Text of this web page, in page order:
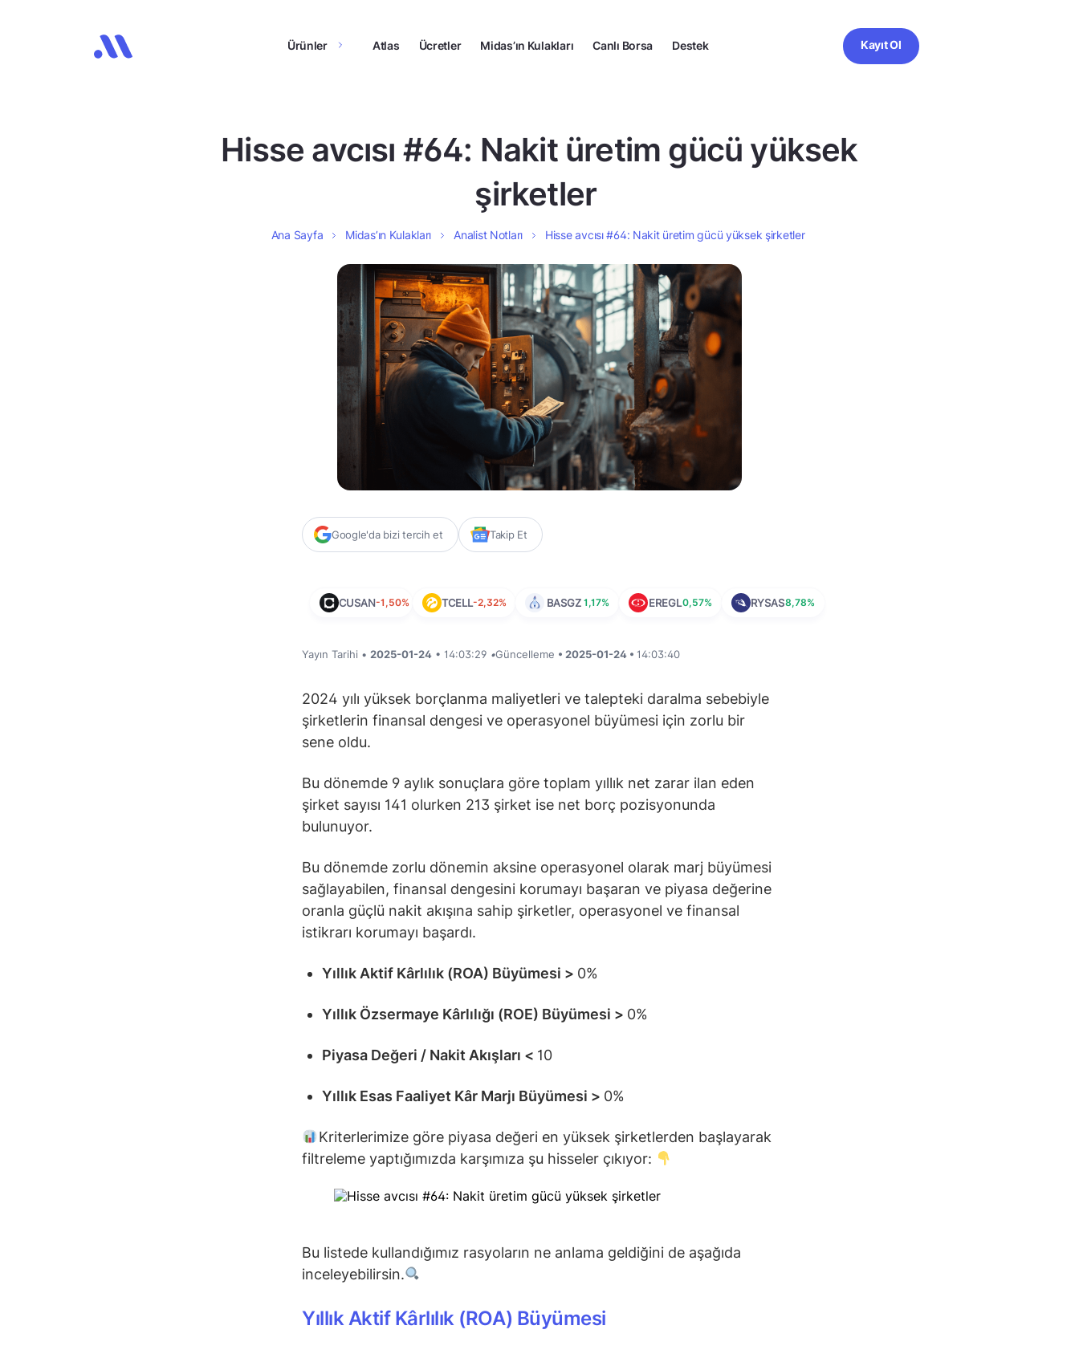
Ürünler Atlas Ücretler Midas’ın Kulakları Canlı Borsa Destek Kayıt Ol
Hisse avcısı #64: Nakit üretim gücü yüksek
şirketler
Ana Sayfa Midas’ın Kulakları Analist Notları Hisse avcısı #64: Nakit üretim gücü yüksek şirketler
Google'da bizi tercih et Takip Et
CUSAN-1,50% TCELL-2,32% BASGZ 1,17% EREGL0,57% RYSAS8,78%
Yayın Tarihi • 2025-01-24 • 14:03:29 •Güncelleme • 2025-01-24 • 14:03:40
2024 yılı yüksek borçlanma maliyetleri ve talepteki daralma sebebiyle
şirketlerin finansal dengesi ve operasyonel büyümesi için zorlu bir
sene oldu.
Bu dönemde 9 aylık sonuçlara göre toplam yıllık net zarar ilan eden
şirket sayısı 141 olurken 213 şirket ise net borç pozisyonunda
bulunuyor.
Bu dönemde zorlu dönemin aksine operasyonel olarak marj büyümesi
sağlayabilen, finansal dengesini korumayı başaran ve piyasa değerine
oranla güçlü nakit akışına sahip şirketler, operasyonel ve finansal
istikrarı korumayı başardı.
Yıllık Aktif Kârlılık (ROA) Büyümesi > 0%
Yıllık Özsermaye Kârlılığı (ROE) Büyümesi > 0%
Piyasa Değeri / Nakit Akışları < 10
Yıllık Esas Faaliyet Kâr Marjı Büyümesi > 0%
Kriterlerimize göre piyasa değeri en yüksek şirketlerden başlayarak
filtreleme yaptığımızda karşımıza şu hisseler çıkıyor:
Bu listede kullandığımız rasyoların ne anlama geldiğini de aşağıda
inceleyebilirsin.
Yıllık Aktif Kârlılık (ROA) Büyümesi